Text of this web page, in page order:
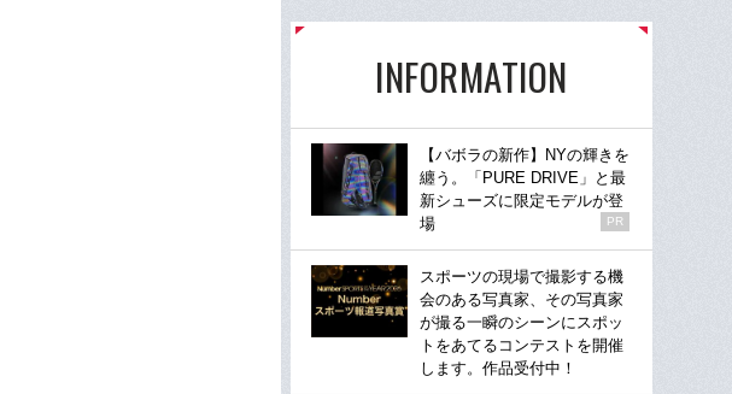
INFORMATION
【バボラの新作】NYの輝きを
纏う。「PURE DRIVE」と最
新シューズに限定モデルが登
場
PR
スポーツの現場で撮影する機
会のある写真家、その写真家
が撮る一瞬のシーンにスポッ
トをあてるコンテストを開催
します。作品受付中！